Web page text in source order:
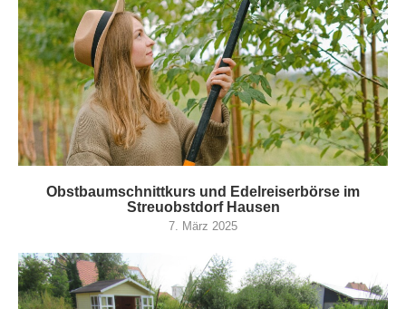
Obstbaumschnittkurs und Edelreiserbörse im
Streuobstdorf Hausen
7. März 2025